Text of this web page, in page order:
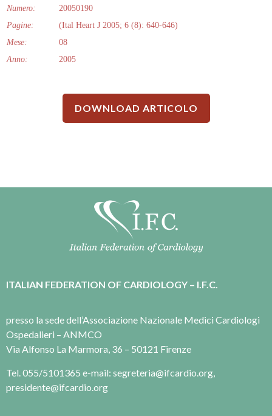
Numero:
20050190
Pagine:
(Ital Heart J 2005; 6 (8): 640-646)
Mese:
08
Anno:
2005
DOWNLOAD ARTICOLO
ITALIAN FEDERATION OF CARDIOLOGY – I.F.C.
presso la sede dell’Associazione Nazionale Medici Cardiologi
Ospedalieri – ANMCO
Via Alfonso La Marmora, 36 – 50121 Firenze
Tel. 055/5101365 e-mail: segreteria@ifcardio.org,
presidente@ifcardio.org